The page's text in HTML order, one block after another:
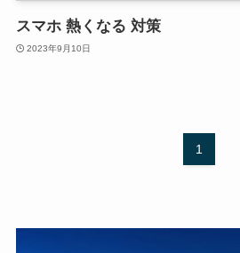
スマホ 熱くなる 対策
2023年9月10日
1